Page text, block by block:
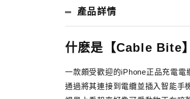
產品詳情
什麽是【Cable Bite
一款頗受歡迎的iPhone正品充電電
通過將其連接到電纜並插入智能手